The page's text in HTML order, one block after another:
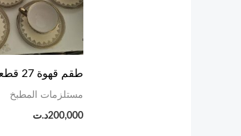
طقم قهوة 27 قطعة
مستلزمات المطبخ
200,000د.ت